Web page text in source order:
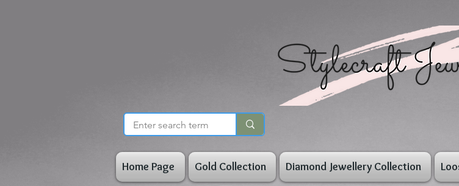
Home Page Gold Collection Diamond Jewellery Collection